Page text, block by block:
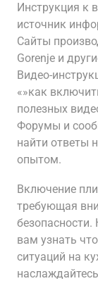
Инструкция к
источник
Сайты
Gorenje и
Видео-
«»как
полезных
Форумы и
найти ответы
опытом.
Включение
требующая
безопасности.
вам узнать
ситуаций на